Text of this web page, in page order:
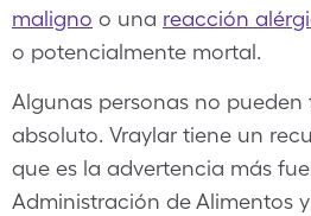
maligno o una reacción
o potencialmente mortal.
Algunas personas no pueden
absoluto. Vraylar tiene un
que es la advertencia más
Administración de Alimentos